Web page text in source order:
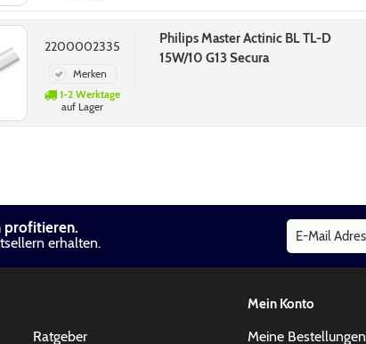
2200002335
Merken
1-2 Werktage
auf Lager
Philips Master Actinic BL TL-D
15W/10 G13 Secura
profitieren.
erhalten.
Ratgeber
Mein Konto
Meine Bestellungen